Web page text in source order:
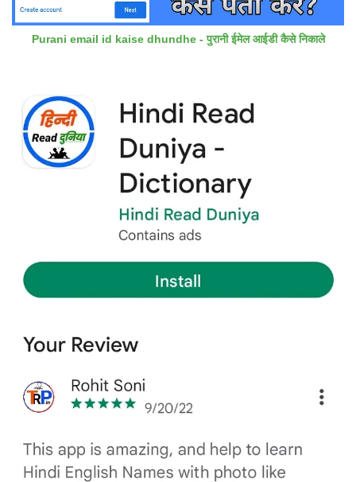
Purani email id kaise dhundhe - पुरानी ईमेल आईडी कैसे निकाले